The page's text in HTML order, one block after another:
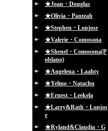
★Joan・Douglas
★Olivia・Panteah
★Stephen・Lonjose
★Valerie・Comosona
★Shenel・Comosona(P
oblano)
★Angelena・Laahty
★Yelmo・Natachu
★Ernest・Leekela
★Larry&Rath・Lonjos
e
★Ryland&Claudia・G